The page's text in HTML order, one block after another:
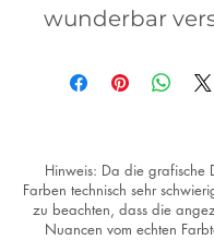
wunderbar
Hinweis: Da die grafische
Farben technisch sehr
zu beachten, dass die
Nuancen vom echten